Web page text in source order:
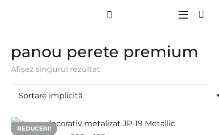
panou perete premium
Afișez singurul rezultat
REDUCERI!